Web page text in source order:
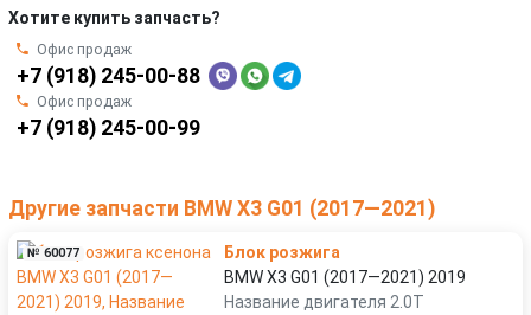
Хотите купить запчасть?
Офис продаж
+7 (918) 245-00-88
Офис продаж
+7 (918) 245-00-99
Другие запчасти BMW X3 G01 (2017—2021)
№ 60077
Блок розжига
BMW X3 G01 (2017—2021) 2019
Название двигателя 2.0T